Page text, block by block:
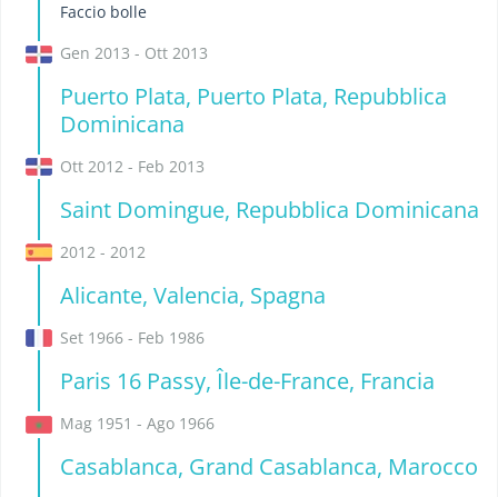
Faccio bolle
Gen 2013 - Ott 2013
Puerto Plata, Puerto Plata, Repubblica
Dominicana
Ott 2012 - Feb 2013
Saint Domingue, Repubblica Dominicana
2012 - 2012
Alicante, Valencia, Spagna
Set 1966 - Feb 1986
Paris 16 Passy, Île-de-France, Francia
Mag 1951 - Ago 1966
Casablanca, Grand Casablanca, Marocco